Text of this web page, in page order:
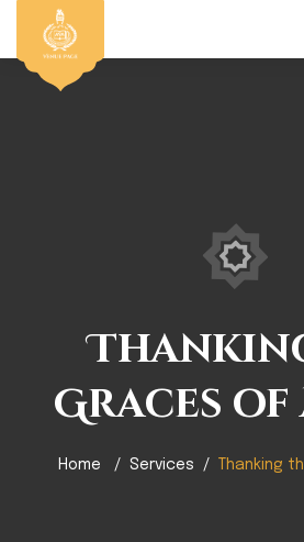
Graces
Home Services Thanking